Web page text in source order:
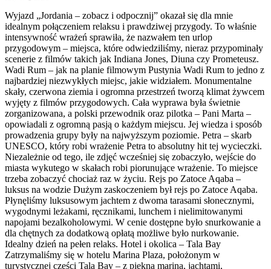
Wyjazd „Jordania – zobacz i odpocznij” okazał się dla mnie
idealnym połączeniem relaksu i prawdziwej przygody. To właśnie
intensywność wrażeń sprawiła, że nazwałem ten urlop
przygodowym – miejsca, które odwiedziliśmy, nieraz przypominały
scenerie z filmów takich jak Indiana Jones, Diuna czy Prometeusz.
Wadi Rum – jak na planie filmowym Pustynia Wadi Rum to jedno z
najbardziej niezwykłych miejsc, jakie widziałem. Monumentalne
skały, czerwona ziemia i ogromna przestrzeń tworzą klimat żywcem
wyjęty z filmów przygodowych. Cała wyprawa była świetnie
zorganizowana, a polski przewodnik oraz pilotka – Pani Marta –
opowiadali z ogromną pasją o każdym miejscu. Jej wiedza i sposób
prowadzenia grupy były na najwyższym poziomie. Petra – skarb
UNESCO, który robi wrażenie Petra to absolutny hit tej wycieczki.
Niezależnie od tego, ile zdjęć wcześniej się zobaczyło, wejście do
miasta wykutego w skałach robi piorunujące wrażenie. To miejsce
trzeba zobaczyć chociaż raz w życiu. Rejs po Zatoce Aqaba –
luksus na wodzie Dużym zaskoczeniem był rejs po Zatoce Aqaba.
Płynęliśmy luksusowym jachtem z dwoma tarasami słonecznymi,
wygodnymi leżakami, ręcznikami, lunchem i nielimitowanymi
napojami bezalkoholowymi. W cenie dostępne było snurkowanie a
dla chętnych za dodatkową opłatą możliwe było nurkowanie.
Idealny dzień na pełen relaks. Hotel i okolica – Tala Bay
Zatrzymaliśmy się w hotelu Marina Plaza, położonym w
turystycznej części Tala Bay – z piękną mariną, jachtami,